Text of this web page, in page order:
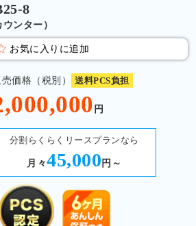
8
ンター）
お気に入りに追加
売価格（税別） 送料PCS負担
円
分割らくらくリースプランなら
月々45,000 円～